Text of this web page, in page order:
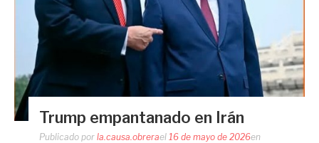
Trump empantanado en Irán
Publicado por la.causa.obrerael 16 de mayo de 2026en